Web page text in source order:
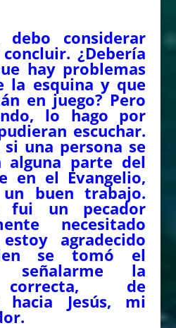
debo considerar
¿Debería
hay problemas
la esquina y que
en juego? Pero
lo hago por
escuchar.
una persona se
alguna parte del
en el Evangelio,
buen trabajo.
fui un pecador
necesitado
agradecido
se tomó el
la
de
hacia Jesús, mi